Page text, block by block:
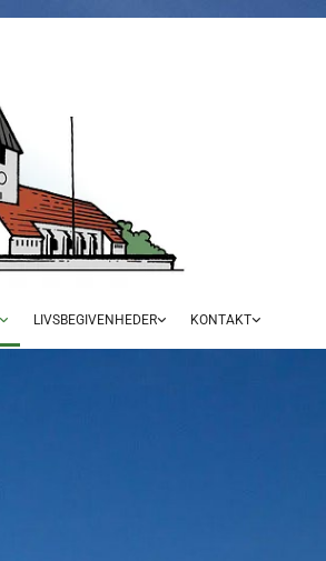
LIVSBEGIVENHEDER KONTAKT